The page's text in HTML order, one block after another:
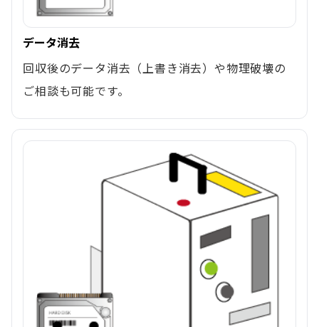
データ消去
回収後のデータ消去（上書き消去）や物理破壊の
ご相談も可能です。